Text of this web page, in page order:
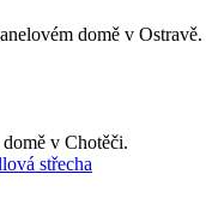
domě v Ostravě.
v Chotěči.
střecha